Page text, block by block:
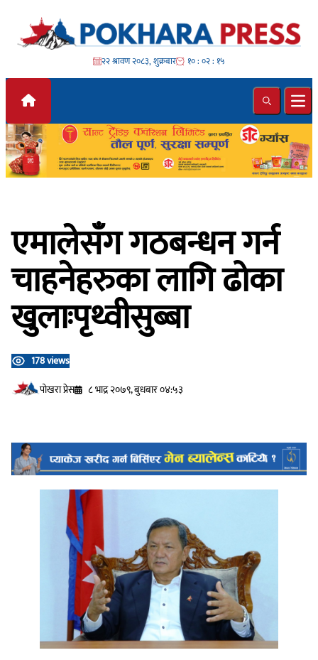
Skip to content
२२ श्रावण २०८३, शुक्रबार १० : ०२ : १६
Search
एमालेसँग गठबन्धन गर्न
चाहनेहरुका लागि ढोका
खुलाःपृथ्वीसुब्बा
178 views
प‍ोखरा प्रेस
८ भाद्र २०७९, बुधबार ०४:५३